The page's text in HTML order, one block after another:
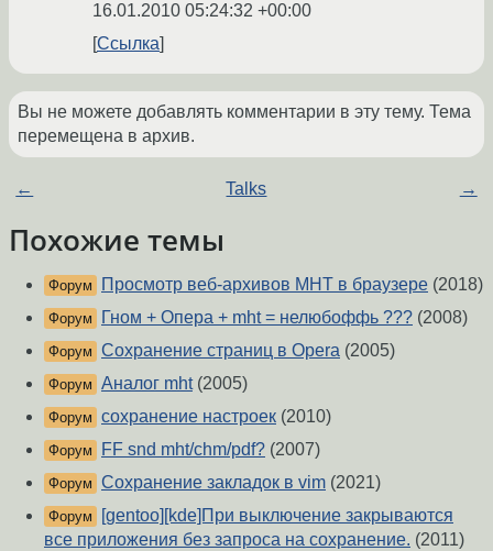
16.01.2010 05:24:32 +00:00
Ссылка
Вы не можете добавлять комментарии в эту тему. Тема
перемещена в архив.
← Talks →
Похожие темы
Форум Просмотр веб-архивов MHT в браузере (2018)
Форум Гном + Опера + mht = нелюбоффь ??? (2008)
Форум Сохранение страниц в Opera (2005)
Форум Аналог mht(2005)
Форум сохранение настроек (2010)
Форум FF snd mht/chm/pdf? (2007)
Форум Сохранение закладок в vim (2021)
Форум
[gentoo][kde]При выключение закрываются
все приложения без запроса на сохранение. (2011)